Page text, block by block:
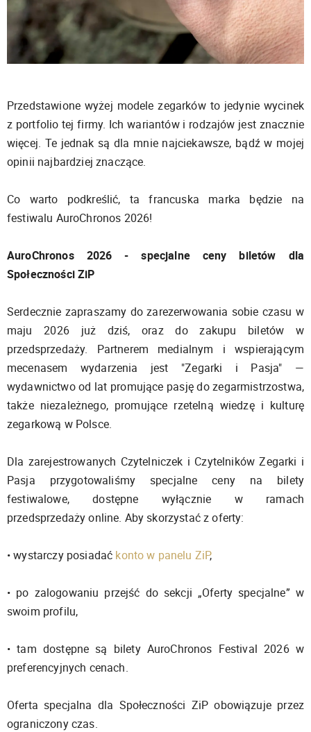
Przedstawione wyżej modele zegarków to jedynie wycinek
z portfolio tej firmy. Ich wariantów i rodzajów jest znacznie
więcej. Te jednak są dla mnie najciekawsze, bądź w mojej
opinii najbardziej znaczące.
Co warto podkreślić, ta francuska marka będzie na
festiwalu AuroChronos 2026!
AuroChronos 2026 - specjalne ceny biletów dla
Społeczności ZiP
Serdecznie zapraszamy do zarezerwowania sobie czasu w
maju 2026 już dziś, oraz do zakupu biletów w
przedsprzedaży. Partnerem medialnym i wspierającym
mecenasem wydarzenia jest "Zegarki i Pasja" —
wydawnictwo od lat promujące pasję do zegarmistrzostwa,
także niezależnego, promujące rzetelną wiedzę i kulturę
zegarkową w Polsce.
Dla zarejestrowanych Czytelniczek i Czytelników Zegarki i
Pasja przygotowaliśmy specjalne ceny na bilety
festiwalowe, dostępne wyłącznie w ramach
przedsprzedaży online. Aby skorzystać z oferty:
• wystarczy posiadać konto w panelu ZiP,
• po zalogowaniu przejść do sekcji „Oferty specjalne” w
swoim profilu,
• tam dostępne są bilety AuroChronos Festival 2026 w
preferencyjnych cenach.
Oferta specjalna dla Społeczności ZiP obowiązuje przez
ograniczony czas.